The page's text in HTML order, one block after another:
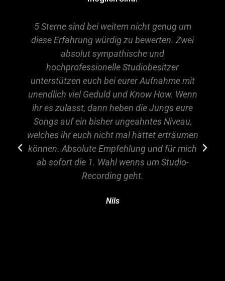
5 Sterne sind bei weitem nicht genug um
diese Erfahrung würdig zu bewerten. Zwei
absolut sympathische und
hochprofessionelle Studiobesitzer
unterstützen euch bei eurer Aufnahme mit
unendlich viel Geduld und Know How. Wenn
ihr es zulasst, dann heben die Jungs eure
Songs auf ein bisher ungeahntes Niveau,
welches ihr euch nicht mal hättet erträumen
können. Absolute Empfehlung und für mich
ab sofort die 1. Wahl wenns um Studio-
Recording geht.
Nils